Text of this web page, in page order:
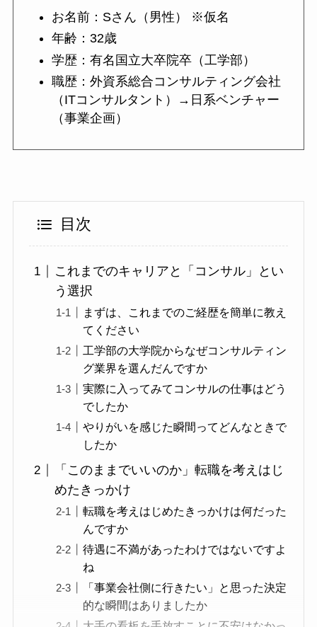
お名前：Sさん（男性） ※仮名
年齢：32歳
学歴：有名国立大卒院卒（工学部）
職歴：外資系総合コンサルティング会社
（ITコンサルタント）→日系ベンチャー
（事業企画）
目次
これまでのキャリアと「コンサル」とい
う選択
まずは、これまでのご経歴を簡単に教え
てください
工学部の大学院からなぜコンサルティン
グ業界を選んだんですか
実際に入ってみてコンサルの仕事はどう
でしたか
やりがいを感じた瞬間ってどんなときで
したか
「このままでいいのか」転職を考えはじ
めたきっかけ
転職を考えはじめたきっかけは何だった
んですか
待遇に不満があったわけではないですよ
ね
「事業会社側に行きたい」と思った決定
的な瞬間はありましたか